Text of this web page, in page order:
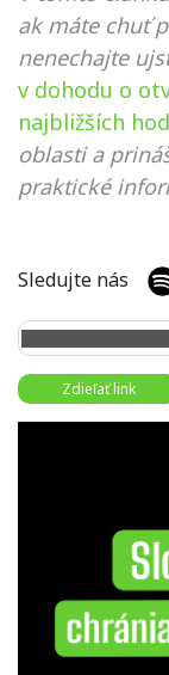
ak máte chuť
nenechajte
v dohodu o
najbližších
oblasti a
praktické
Sledujte nás
Zdieľať link